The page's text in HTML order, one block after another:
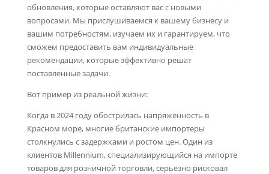
обновления, которые оставляют вас с новыми
вопросами. Мы прислушиваемся к вашему бизнесу и
вашим потребностям, изучаем их и гарантируем, что
сможем предоставить вам индивидуальные
рекомендации, которые эффективно решат
поставленные задачи.
Вот пример из реальной жизни:
Когда в 2024 году обострилась напряженность в
Красном море, многие британские импортеры
столкнулись с задержками и ростом цен. Один из
клиентов Millennium, специализирующийся на импорте
товаров для розничной торговли, серьезно рисковал